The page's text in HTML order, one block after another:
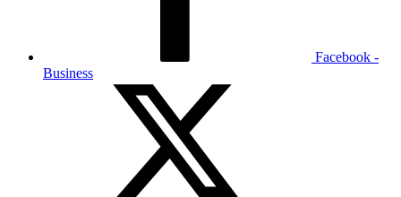
Facebook -
Business